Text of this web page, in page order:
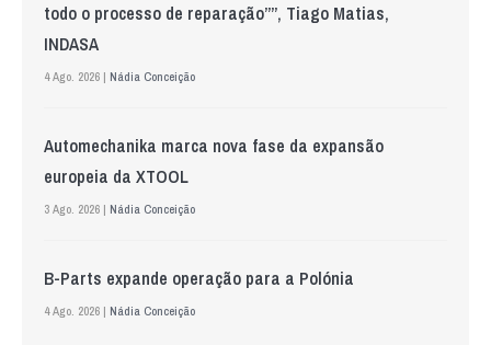
todo o processo de reparação””, Tiago Matias,
INDASA
4 Ago. 2026 | Nádia Conceição
Automechanika marca nova fase da expansão
europeia da XTOOL
3 Ago. 2026 | Nádia Conceição
B-Parts expande operação para a Polónia
4 Ago. 2026 | Nádia Conceição